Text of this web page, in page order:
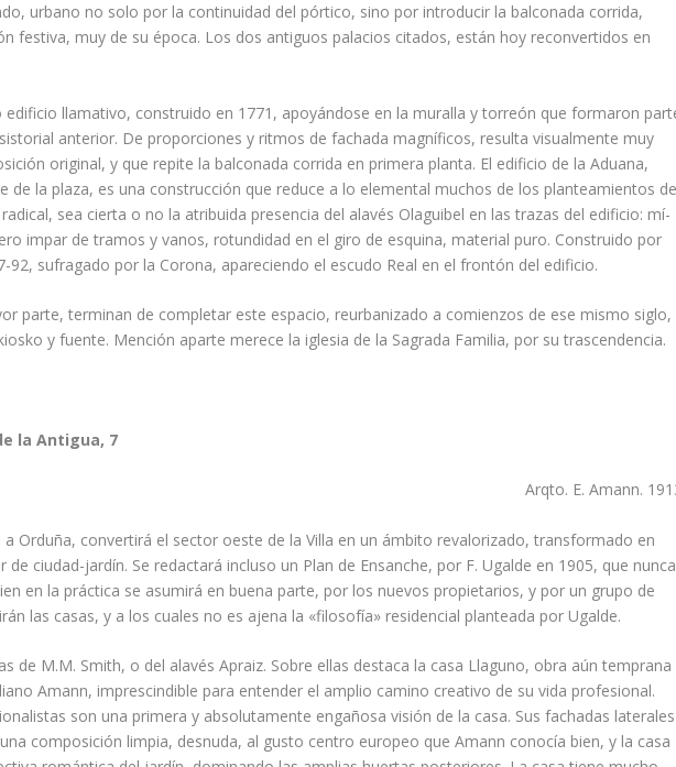
urbano no solo por la continuidad del pórtico, sino por introducir la balconada corrida,
festiva, muy de su época. Los dos antiguos palacios citados, están hoy reconvertidos en
edificio llamativo, construido en 1771, apoyándose en la muralla y torreón que formaron
anterior. De proporciones y ritmos de fachada magní­ficos, resulta visualmente muy
original, y que repite la balconada corrida en primera planta. El edificio de la Aduana,
de la plaza, es una construcción que reduce a lo elemental muchos de los planteamientos
sea cierta o no la atribuida presencia del alavés Olaguibel en las trazas del edificio: mí­
impar de tramos y vanos, rotundidad en el giro de esquina, material puro. Construido por
92, sufragado por la Corona, apareciendo el escudo Real en el frontón del edificio.
parte, terminan de completar este espacio, reurbanizado a comienzos de ese mismo siglo,
y fuente. Mención aparte merece la iglesia de la Sagrada Familia, por su trascendencia.
la Antigua, 7
Arqto. E. Amann.
a Orduña, convertirá el sector oeste de la Villa en un ámbito revalorizado, transformado en
de ciudad-jardí­n. Se redactará incluso un Plan de Ensanche, por F. Ugalde en 1905, que nunca
en la práctica se asumirá en buena parte, por los nuevos propietarios, y por un grupo de
las casas, y a los cuales no es ajena la «filosofí­a» residencial planteada por Ugalde.
de M.M. Smith, o del alavés Apraiz. Sobre ellas destaca la casa Llaguno, obra aún temprana
Amann, imprescindible para entender el amplio camino creativo de su vida profesional.
son una primera y absolutamente engañosa visión de la casa. Sus fachadas laterales
composición limpia, desnuda, al gusto centro europeo que Amann conocí­a bien, y la casa